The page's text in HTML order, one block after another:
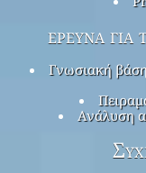
έρευνα για
Γνωσιακή
Ανάλυση